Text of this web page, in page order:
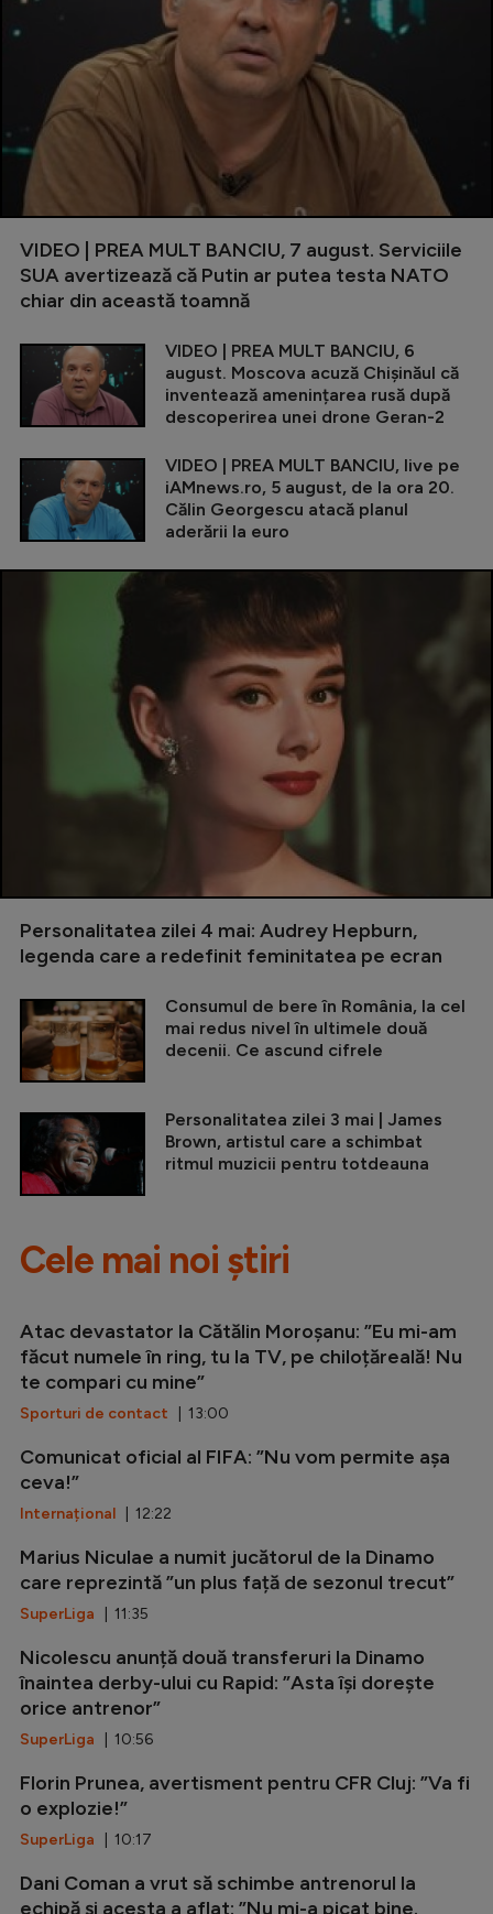
VIDEO | PREA MULT BANCIU, 7 august. Serviciile
SUA avertizează că Putin ar putea testa NATO
chiar din această toamnă
VIDEO | PREA MULT BANCIU, 6
august. Moscova acuză Chișinăul că
inventează amenințarea rusă după
descoperirea unei drone Geran-2
VIDEO | PREA MULT BANCIU, live pe
iAMnews.ro, 5 august, de la ora 20.
Călin Georgescu atacă planul
aderării la euro
Personalitatea zilei 4 mai: Audrey Hepburn,
legenda care a redefinit feminitatea pe ecran
Consumul de bere în România, la cel
mai redus nivel în ultimele două
decenii. Ce ascund cifrele
Personalitatea zilei 3 mai | James
Brown, artistul care a schimbat
ritmul muzicii pentru totdeauna
Cele mai noi știri
Atac devastator la Cătălin Moroșanu: ”Eu mi-am
făcut numele în ring, tu la TV, pe chiloțăreală! Nu
te compari cu mine”
Sporturi de contact | 13:00
Comunicat oficial al FIFA: ”Nu vom permite așa
ceva!”
Internațional | 12:22
Marius Niculae a numit jucătorul de la Dinamo
care reprezintă ”un plus față de sezonul trecut”
SuperLiga | 11:35
Nicolescu anunță două transferuri la Dinamo
înaintea derby-ului cu Rapid: ”Asta își dorește
orice antrenor”
SuperLiga | 10:56
Florin Prunea, avertisment pentru CFR Cluj: ”Va fi
o explozie!”
SuperLiga | 10:17
Dani Coman a vrut să schimbe antrenorul la
echipă și acesta a aflat: ”Nu mi-a picat bine.